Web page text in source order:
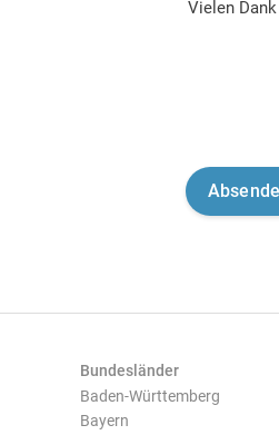
Vielen
Bundesländer
Baden-Württemberg
Bayern